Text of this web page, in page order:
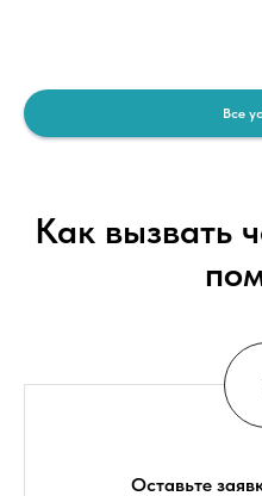
Все
Как вызвать
Оставьте